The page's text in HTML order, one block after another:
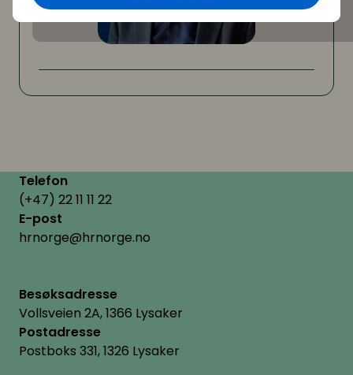
Telefon
(+47) 22 11 11 22
E-post
hrnorge@hrnorge.no
Besøksadresse
Vollsveien 2A, 1366 Lysaker
Postadresse
Postboks 331, 1326 Lysaker